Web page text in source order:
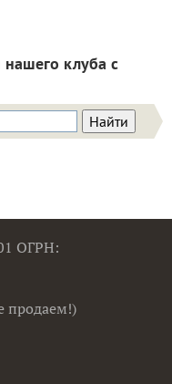
клуба с
ОГРН:
продаем!)